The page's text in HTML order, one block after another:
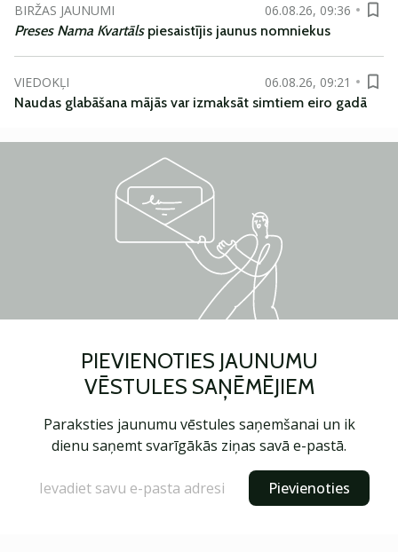
BIRŽAS JAUNUMI
06.08.26, 09:36
Preses Nama Kvartāls piesaistījis jaunus nomniekus
VIEDOKĻI
06.08.26, 09:21
Naudas glabāšana mājās var izmaksāt simtiem eiro gadā
PIEVIENOTIES JAUNUMU
VĒSTULES SAŅĒMĒJIEM
Paraksties jaunumu vēstules saņemšanai un ik
dienu saņemt svarīgākās ziņas savā e-pastā.
Pievienoties